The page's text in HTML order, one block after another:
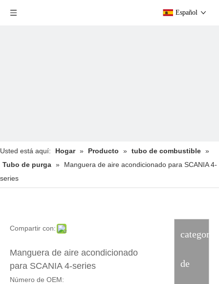
Español
Usted está aquí: Hogar » Producto » tubo de combustible »
Tubo de purga »
Manguera de aire acondicionado para SCANIA 4-
series
Compartir con:
Manguera de aire acondicionado
para SCANIA 4-series
Número de OEM:
categoria
de